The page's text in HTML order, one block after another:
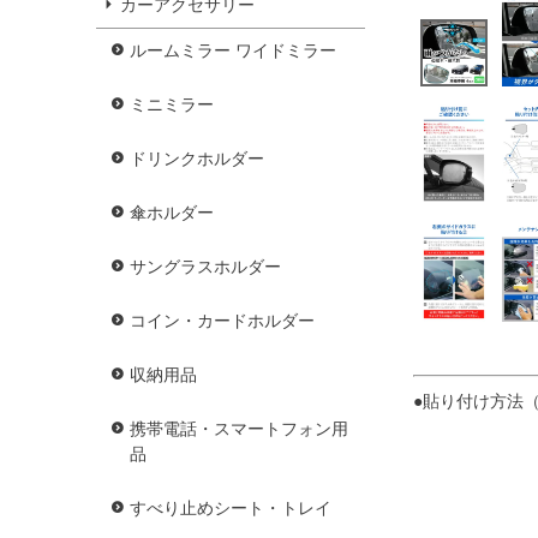
カーアクセサリー
ルームミラー ワイドミラー
ミニミラー
ドリンクホルダー
傘ホルダー
サングラスホルダー
コイン・カードホルダー
収納用品
携帯電話・スマートフォン用
品
すべり止めシート・トレイ
●貼り付け方法